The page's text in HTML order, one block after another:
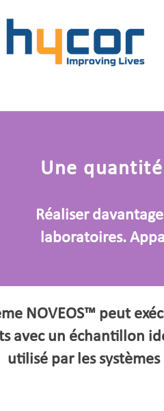
Une
Réaliser
laboratoires.
NOVEOS™ peut
avec un échantillon
utilisé par les